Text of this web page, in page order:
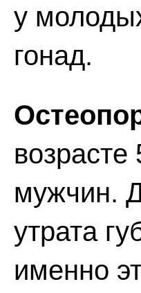
у
гонад.
мужчин.
утрата
именно